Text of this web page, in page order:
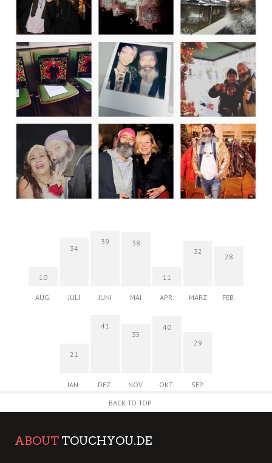
10
AUG.
34
JULI
39
JUNI
38
MAI
11
APR.
32
MÄRZ
28
FEB.
21
JAN.
41
DEZ.
35
NOV.
40
OKT.
29
SEP.
BACK TO TOP
ABOUT TOUCHYOU.DE